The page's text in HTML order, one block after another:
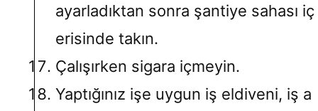
ayarladıktan sonra şantiye sahası iç
erisinde takın.
Çalışırken sigara içmeyin.
Yaptığınız işe uygun iş eldiveni, iş a